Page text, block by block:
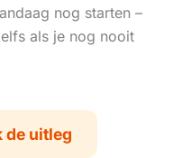
nog starten –
als je nog nooit
de uitleg